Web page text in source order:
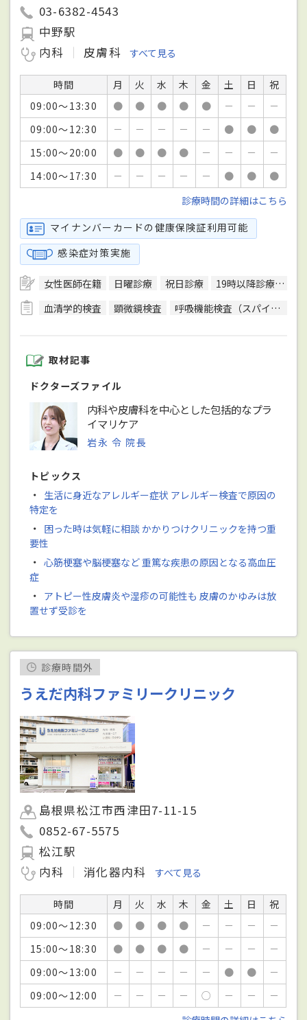
03-6382-4543
中野駅
内科
皮膚科 すべて見る
時間 月 火 水 木 金 土 日
祝
09:00～13:30
● ● ● ● ● － －
－
09:00～12:30
－ － － － － ● ●
●
15:00～20:00
● ● ● ● － － －
－
14:00～17:30
－ － － － － ● ●
●
診療時間の詳細はこちら
マイナンバーカードの健康保険証利用可能
感染症対策実施
女性医師在籍 日曜診療 祝日診療 19時以降診療可
血清学的検査
顕微鏡検査 呼吸機能検査（スパイロメトリー）
取材記事
ドクターズファイル
内科や皮膚科を中心とした包括的なプラ
イマリケア
岩永 令 院長
トピックス
・ 生活に身近なアレルギー症状 アレルギー検査で原因の
特定を
・ 困った時は気軽に相談 かかりつけクリニックを持つ重
要性
・ 心筋梗塞や脳梗塞など 重篤な疾患の原因となる高血圧
症
・ アトピー性皮膚炎や湿疹の可能性も 皮膚のかゆみは放
置せず受診を
診療時間外
うえだ内科ファミリークリニック
島根県松江市西津田7-11-15
0852-67-5575
松江駅
内科
消化器内科 すべて見る
時間 月 火 水 木 金 土 日
祝
09:00～12:30
● ● ● ● － － －
－
15:00～18:30
● ● ● ● － － －
－
09:00～13:00
－ － － － － ● ●
－
09:00～12:00
－ － － － ○ － －
－